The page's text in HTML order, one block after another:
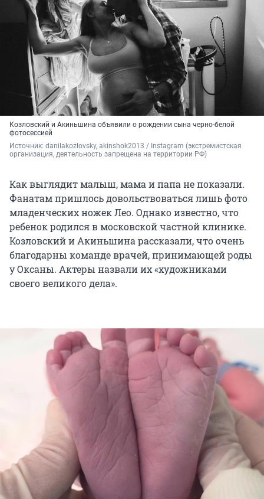
Козловский и Акиньшина объявили о рождении сына черно-белой
фотосессией
Источник: danilakozlovsky, akinshok2013 / Instagram (экстремистская
организация, деятельность запрещена на территории РФ)
Как выглядит малыш, мама и папа не показали.
Фанатам пришлось довольствоваться лишь фото
младенческих ножек Лео. Однако известно, что
ребенок родился в московской частной клинике.
Козловский и Акиньшина рассказали, что очень
благодарны команде врачей, принимающей роды
у Оксаны. Актеры назвали их «художниками
своего великого дела».